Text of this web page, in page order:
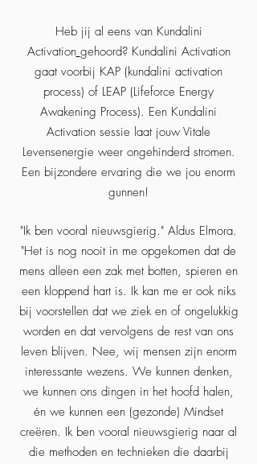
Heb jij al eens van Kundalini
Activation gehoord? Kundalini Activation
gaat voorbij KAP (kundalini activation
process) of LEAP (Lifeforce Energy
Awakening Process). Een Kundalini
Activation sessie laat jouw Vitale
Levensenergie weer ongehinderd stromen.
Een bijzondere ervaring die we jou enorm
gunnen!
"Ik ben vooral nieuwsgierig." Aldus Elmora.
"Het is nog nooit in me opgekomen dat de
mens alleen een zak met botten, spieren en
een kloppend hart is. Ik kan me er ook niks
bij voorstellen dat we ziek en of ongelukkig
worden en dat vervolgens de rest van ons
leven blijven. Nee, wij mensen zijn enorm
interessante wezens. We kunnen denken,
we kunnen ons dingen in het hoofd halen,
én we kunnen een (gezonde) Mindset
creëren. Ik ben vooral nieuwsgierig naar al
die methoden en technieken die daarbij